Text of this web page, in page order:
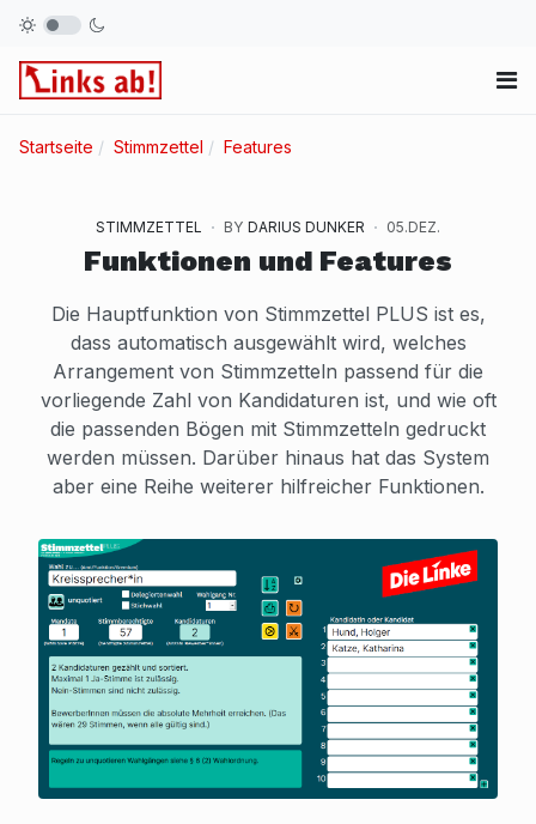
Startseite Stimmzettel Features
STIMMZETTEL BY DARIUS DUNKER 05.DEZ.
Funktionen und Features
Die Hauptfunktion von Stimmzettel PLUS ist es,
dass automatisch ausgewählt wird, welches
Arrangement von Stimmzetteln passend für die
vorliegende Zahl von Kandidaturen ist, und wie oft
die passenden Bögen mit Stimmzetteln gedruckt
werden müssen. Darüber hinaus hat das System
aber eine Reihe weiterer hilfreicher Funktionen.